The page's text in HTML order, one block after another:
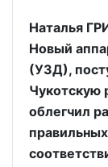
Наталья
Новый
(УЗД),
Чукотскую
облегчил